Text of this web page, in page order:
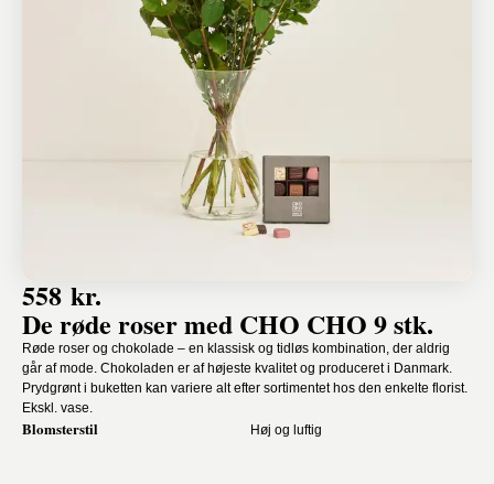
558 kr.
De røde roser med CHO CHO 9 stk.
Røde roser og chokolade – en klassisk og tidløs kombination, der aldrig
går af mode. Chokoladen er af højeste kvalitet og produceret i Danmark.
Prydgrønt i buketten kan variere alt efter sortimentet hos den enkelte florist.
Ekskl. vase.
Blomsterstil Høj og luftig